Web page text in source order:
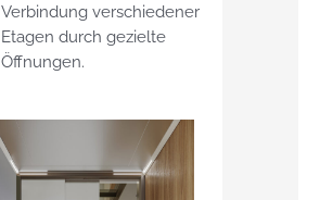
Verbindung verschiedener
Etagen durch gezielte
Öffnungen.